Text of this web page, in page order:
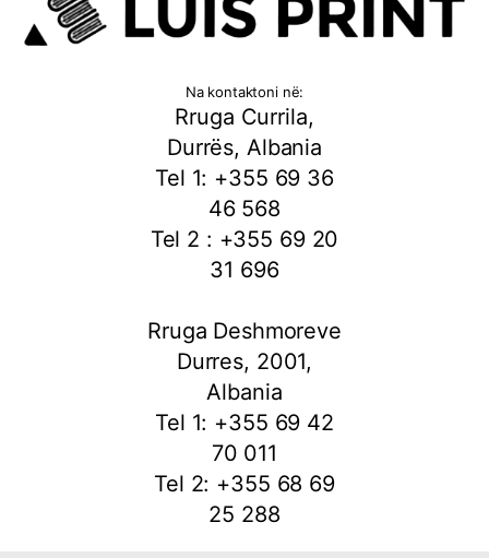
Na kontaktoni në:
Rruga Currila,
Durrës, Albania
Tel 1: +355 69 36
46 568
Tel 2 : +355 69 20
31 696
Rruga Deshmoreve
Durres, 2001,
Albania
Tel 1: +355 69 42
70 011
Tel 2: +355 68 69
25 288